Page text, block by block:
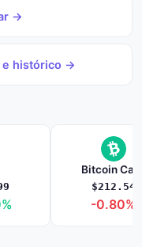
→
e histórico →
Bitcoin
$212.54
-0.80%